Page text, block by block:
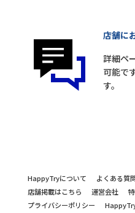
店舗に
詳細ペ
可能で
す。
HappyTryについて よくある質
店舗掲載はこちら
運営会社
プライバシーポリシー